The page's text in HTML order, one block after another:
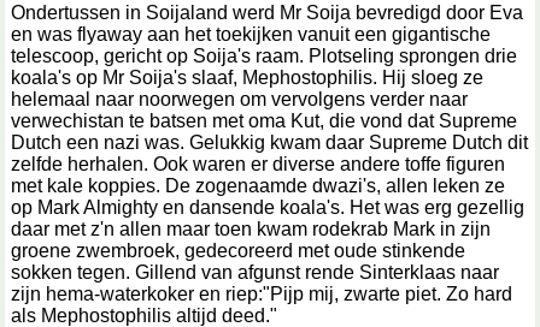
Ondertussen in Soijaland werd Mr Soija bevredigd door Eva
en was flyaway aan het toekijken vanuit een gigantische
telescoop, gericht op Soija's raam. Plotseling sprongen drie
koala's op Mr Soija's slaaf, Mephostophilis. Hij sloeg ze
helemaal naar noorwegen om vervolgens verder naar
verwechistan te batsen met oma Kut, die vond dat Supreme
Dutch een nazi was. Gelukkig kwam daar Supreme Dutch dit
zelfde herhalen. Ook waren er diverse andere toffe figuren
met kale koppies. De zogenaamde dwazi's, allen leken ze
op Mark Almighty en dansende koala's. Het was erg gezellig
daar met z'n allen maar toen kwam rodekrab Mark in zijn
groene zwembroek, gedecoreerd met oude stinkende
sokken tegen. Gillend van afgunst rende Sinterklaas naar
zijn hema-waterkoker en riep:"Pijp mij, zwarte piet. Zo hard
als Mephostophilis altijd deed."